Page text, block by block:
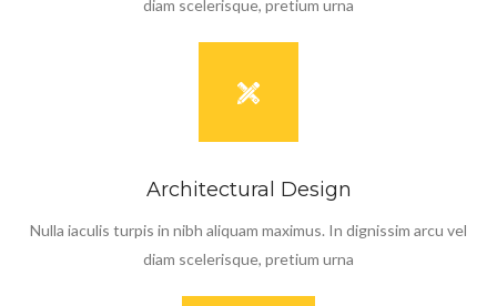
diam scelerisque, pretium urna
Architectural Design
Nulla iaculis turpis in nibh aliquam maximus. In dignissim arcu vel
diam scelerisque, pretium urna